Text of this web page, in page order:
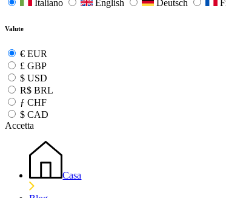
Italiano English Deutsch
Valute
€ EUR
£ GBP
$ USD
R$ BRL
ƒ CHF
$ CAD
Accetta
Casa